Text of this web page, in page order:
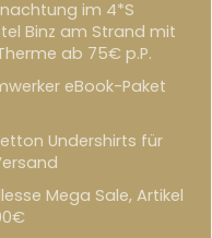
im 4*S
Binz am Strand mit
ab 75€ p.P.
eBook-Paket
Undershirts für
Mega Sale, Artikel